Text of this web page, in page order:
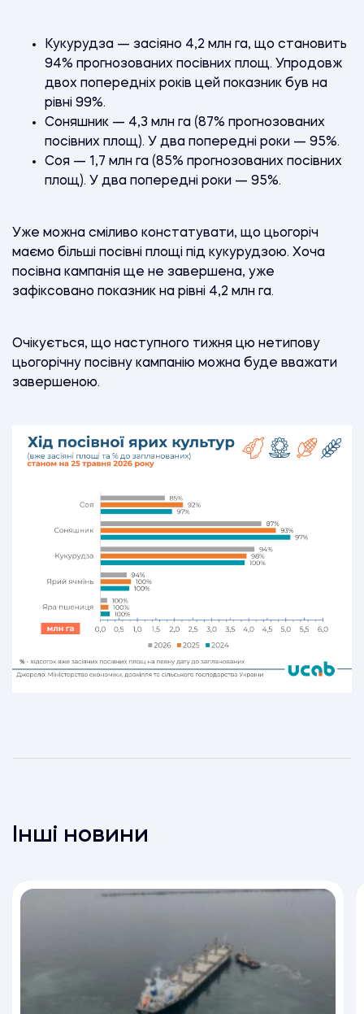
Кукурудза — засіяно 4,2 млн га, що становить
94% прогнозованих посівних площ. Упродовж
двох попередніх років цей показник був на
рівні 99%.
Соняшник — 4,3 млн га (87% прогнозованих
посівних площ). У два попередні роки — 95%.
Соя — 1,7 млн га (85% прогнозованих посівних
площ). У два попередні роки — 95%.
Уже можна сміливо констатувати, що цьогоріч
маємо більші посівні площі під кукурудзою. Хоча
посівна кампанія ще не завершена, уже
зафіксовано показник на рівні 4,2 млн га.
Очікується, що наступного тижня цю нетипову
цьогорічну посівну кампанію можна буде вважати
завершеною.
Інші новини